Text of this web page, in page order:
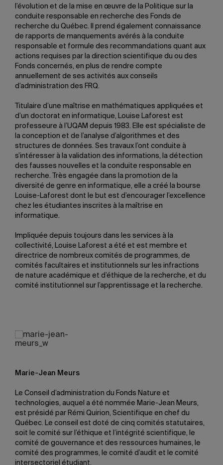
l’évolution et de la mise en œuvre de la Politique sur la
conduite responsable en recherche des Fonds de
recherche du Québec. Il prend également connaissance
de rapports de manquements avérés à la conduite
responsable et formule des recommandations quant aux
actions requises par la direction scientifique du ou des
Fonds concernés, en plus de rendre compte
annuellement de ses activités aux conseils
d’administration des FRQ.
Titulaire d’une maîtrise en mathématiques appliquées et
d’un doctorat en informatique, Louise Laforest est
professeure à l’UQAM depuis 1983. Elle est spécialiste de
la conception et de l’analyse d’algorithmes et des
structures de données. Ses travaux l’ont conduite à
s’intéresser à la validation des informations, la détection
des fausses nouvelles et la conduite responsable en
recherche. Très engagée dans la promotion de la
diversité de genre en informatique, elle a créé la bourse
Louise-Laforest dont le but est d’encourager l’excellence
chez les étudiantes inscrites à la maîtrise en
informatique.
Impliquée depuis toujours dans les services à la
collectivité, Louise Laforest a été et est membre et
directrice de nombreux comités de programmes, de
comités facultaires et institutionnels sur les infractions
de nature académique et d’éthique de la recherche, et du
comité institutionnel sur l’apprentissage et la recherche.
Marie-Jean Meurs
Le Conseil d’administration du Fonds Nature et
technologies, auquel a été nommée Marie-Jean Meurs,
est présidé par Rémi Quirion, Scientifique en chef du
Québec. Le conseil est doté de cinq comités statutaires,
soit le comité sur l’éthique et l’intégrité scientifique, le
comité de gouvernance et des ressources humaines, le
comité des programmes, le comité d’audit et le comité
intersectoriel étudiant.